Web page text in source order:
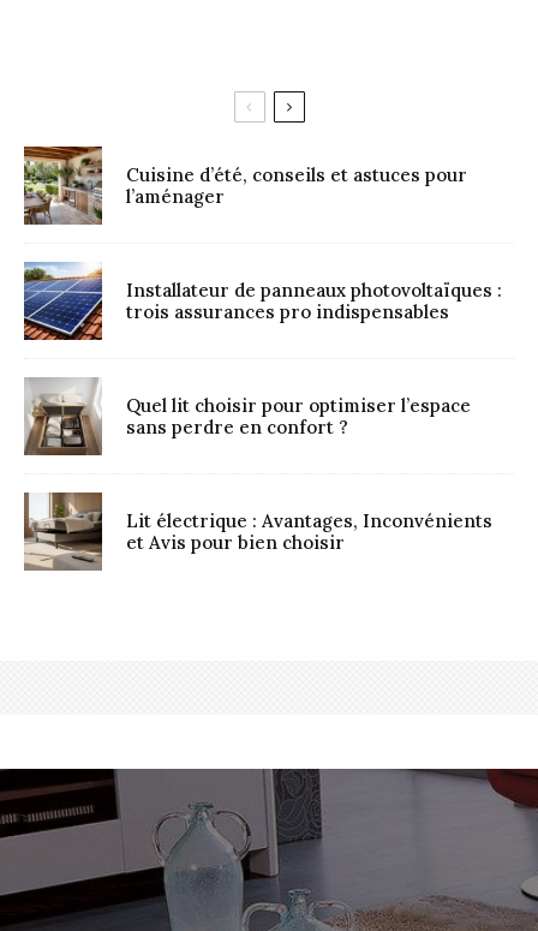
Cuisine d’été, conseils et astuces pour
l’aménager
Installateur de panneaux photovoltaïques :
trois assurances pro indispensables
Quel lit choisir pour optimiser l’espace
sans perdre en confort ?
Lit électrique : Avantages, Inconvénients
et Avis pour bien choisir